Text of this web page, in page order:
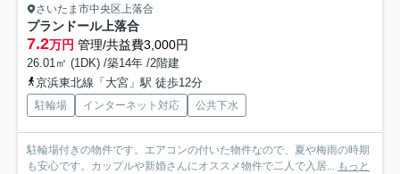
さいたま市中央区上落合
プランドール上落合
7.2万円 管理/共益費3,000円
26.01㎡ (1DK) /築14年 /2階建
京浜東北線「大宮」駅 徒歩12分
駐輪場 インターネット対応 公共下水
駐輪場付きの物件です。エアコンの付いた物件なので、夏や梅雨の時期
も安心です。カップルや新婚さんにオススメ物件で二人で入居... もっと